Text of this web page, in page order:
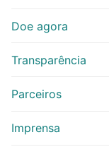
Doe agora
Transparência
Parceiros
Imprensa